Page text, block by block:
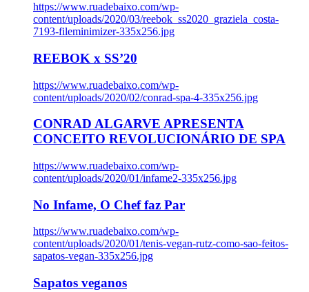
https://www.ruadebaixo.com/wp-
content/uploads/2020/03/reebok_ss2020_graziela_costa-
7193-fileminimizer-335x256.jpg
REEBOK x SS’20
https://www.ruadebaixo.com/wp-
content/uploads/2020/02/conrad-spa-4-335x256.jpg
CONRAD ALGARVE APRESENTA
CONCEITO REVOLUCIONÁRIO DE SPA
https://www.ruadebaixo.com/wp-
content/uploads/2020/01/infame2-335x256.jpg
No Infame, O Chef faz Par
https://www.ruadebaixo.com/wp-
content/uploads/2020/01/tenis-vegan-rutz-como-sao-feitos-
sapatos-vegan-335x256.jpg
Sapatos veganos